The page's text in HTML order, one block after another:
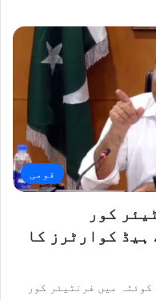
قومی
کور
کوارٹرز کا
میں فرنٹیئر کور